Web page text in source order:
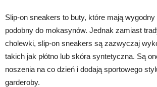
Slip-on sneakers to buty, które mają wygodny
podobny do mokasynów. Jednak zamiast
cholewki, slip-on sneakers są zazwyczaj
takich jak płótno lub skóra syntetyczna. Są
noszenia na co dzień i dodają sportowego
garderoby.